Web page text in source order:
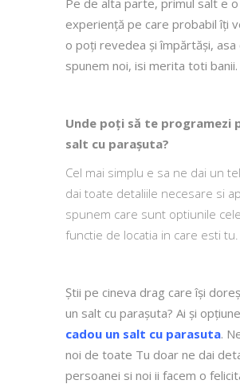
Pe de alta parte, primul salt e o
experiență pe care probabil îți
o poți revedea și împărtăși, asa
spunem noi, isi merita toti banii.
Unde poți să te programezi
salt cu parașuta?
Cel mai simplu e sa ne dai un
dai toate detaliile necesare si
spunem care sunt optiunile
functie de locatia in care esti tu.
Știi pe cineva drag care își
un salt cu parașuta? Ai și
cadou un salt cu parasuta.
noi de toate Tu doar ne dai
persoanei si noi ii facem o